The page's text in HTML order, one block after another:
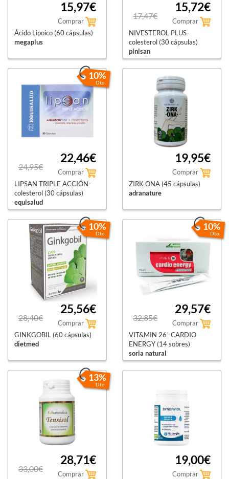
15,97€
Comprar
Ácido Lipoico (60 cápsulas)
megaplus
17,47€
15,72€
Comprar
NIVESTEROL PLUS-
colesterol (30 cápsulas)
pinisan
10%
Dto.
24,95€
22,46€
Comprar
LIPSAN TRIPLE ACCIÓN-
colesterol (30 cápsulas)
equisalud
19,95€
Comprar
ZIRK ONA (45 cápsulas)
adranature
10%
Dto.
28,40€
25,56€
Comprar
GINKGOBIL (60 cápsulas)
dietmed
10%
Dto.
32,85€
29,57€
Comprar
VIT&MIN 26 -CARDIO
ENERGY (14 sobres)
soria natural
13%
Dto.
33,00€
28,71€
Comprar
19,00€
Comprar